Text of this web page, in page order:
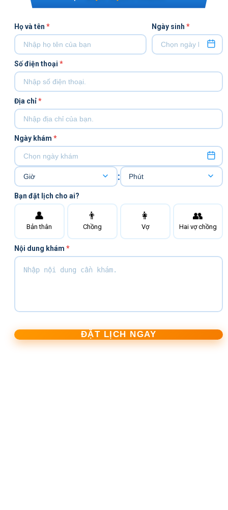
Họ và tên * Ngày sinh*
Số điện thoại *
Địa chỉ*
Ngày khám *
:
Bạn đặt lịch cho ai?
👤
Bản thân
👨
Chồng
👩
Vợ
👥
Hai vợ chồng
Nội dung khám *
ĐẶT LỊCH NGAY